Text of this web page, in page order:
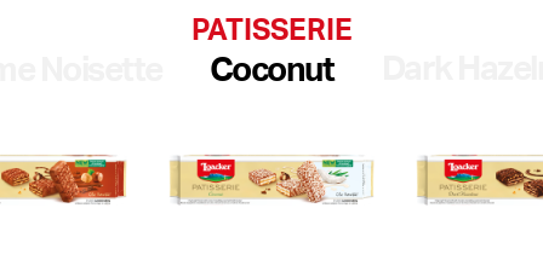
PATISSERIE
Coconut